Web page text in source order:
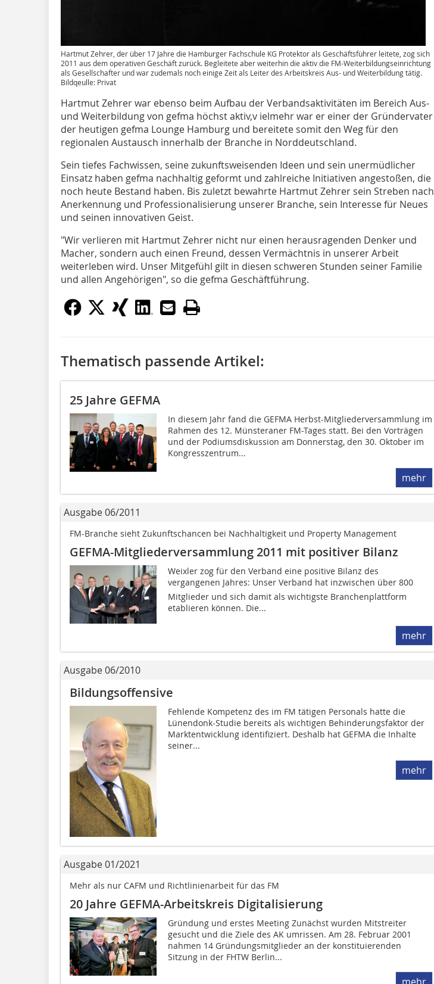
Hartmut Zehrer, der über 17 Jahre die Hamburger Fachschule KG Protektor als Geschäftsführer leitete, zog sich
2011 aus dem operativen Geschäft zurück. Begleitete aber weiterhin die aktiv die FM-Weiterbildungseinrichtung
als Gesellschafter und war zudemals noch einige Zeit als Leiter des Arbeitskreis Aus- und Weiterbildung tätig.
Bildqeulle: Privat
Hartmut Zehrer war ebenso beim Aufbau der Verbandsaktivitäten im Bereich Aus-
und Weiterbildung von gefma höchst aktiv,v ielmehr war er einer der Gründervater
der heutigen gefma Lounge Hamburg und bereitete somit den Weg für den
regionalen Austausch innerhalb der Branche in Norddeutschland.
Sein tiefes Fachwissen, seine zukunftsweisenden Ideen und sein unermüdlicher
Einsatz haben gefma nachhaltig geformt und zahlreiche Initiativen angestoßen, die
noch heute Bestand haben. Bis zuletzt bewahrte Hartmut Zehrer sein Streben nach
Anerkennung und Professionalisierung unserer Branche, sein Interesse für Neues
und seinen innovativen Geist.
"Wir verlieren mit Hartmut Zehrer nicht nur einen herausragenden Denker und
Macher, sondern auch einen Freund, dessen Vermächtnis in unserer Arbeit
weiterleben wird. Unser Mitgefühl gilt in diesen schweren Stunden seiner Familie
und allen Angehörigen", so die gefma Geschäftführung.
Thematisch passende Artikel:
25 Jahre GEFMA
In diesem Jahr fand die GEFMA Herbst-Mitgliederversammlung im
Rahmen des 12. Münsteraner FM-Tages statt. Bei den Vorträgen
und der Podiumsdiskussion am Donnerstag, den 30. Oktober im
Kongresszentrum...
mehr
Ausgabe 06/2011
FM-Branche sieht Zukunftschancen bei Nachhaltigkeit und Property ­Management
GEFMA-Mitgliederversammlung 2011 mit positiver Bilanz
Weixler zog für den Verband eine positive Bilanz des
vergangenen Jahres: Unser Verband hat inzwischen über 800
Mitglieder und sich damit als wichtigste Branchenplattform
etablieren können. Die...
mehr
Ausgabe 06/2010
Bildungsoffensive
Fehlende Kompetenz des im FM tätigen Personals hatte die
Lünendonk-Studie bereits als wichtigen Behinderungsfaktor der
Marktentwicklung identifiziert. Deshalb hat GEFMA die Inhalte
seiner...
mehr
Ausgabe 01/2021
Mehr als nur CAFM und Richtlinienarbeit für das FM
20 Jahre GEFMA-Arbeitskreis Digitalisierung
Gründung und erstes Meeting Zunächst wurden Mitstreiter
gesucht und die Ziele des AK umrissen. Am 28. Februar 2001
nahmen 14 Gründungsmit­glieder an der konstituierenden
Sitzung in der FHTW Berlin...